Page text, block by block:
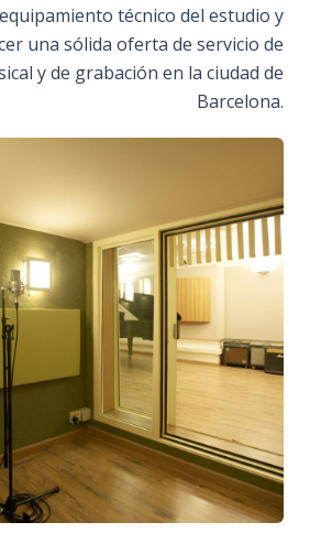
técnico del estudio y
una sólida oferta de servicio de
y de grabación en la ciudad de
Barcelona.